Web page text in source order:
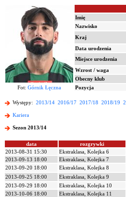
Imię
Nazwisko
Kraj
Data urodzenia
Miejsce urodzenia
Wzrost / waga
Obecny klub
Fot: Górnik Łęczna Pozycja
Występy: 2013/14 2016/17 2017/18 2018/19
Kariera
Sezon 2013/14
data rozgrywki
2013-08-31 15:30
Ekstraklasa, Kolejka 6
2013-09-13 18:00
Ekstraklasa, Kolejka 7
2013-09-20 18:00
Ekstraklasa, Kolejka 8
2013-09-25 18:00
Ekstraklasa, Kolejka 9
2013-09-29 18:00
Ekstraklasa, Kolejka 10
2013-10-06 18:00
Ekstraklasa, Kolejka 11